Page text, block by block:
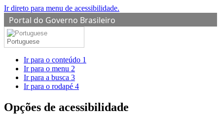
Ir direto para menu de acessibilidade.
Portal do Governo Brasileiro
Portuguese
Ir para o conteúdo 1
Ir para o menu 2
Ir para a busca 3
Ir para o rodapé 4
Opções de acessibilidade